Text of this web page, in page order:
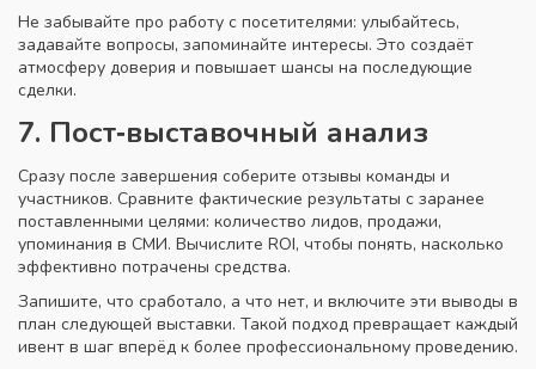
Не забывайте про работу с посетителями: улыбайтесь,
задавайте вопросы, запоминайте интересы. Это создаёт
атмосферу доверия и повышает шансы на последующие
сделки.
7. Пост‑выставочный анализ
Сразу после завершения соберите отзывы команды и
участников. Сравните фактические результаты с заранее
поставленными целями: количество лидов, продажи,
упоминания в СМИ. Вычислите ROI, чтобы понять, насколько
эффективно потрачены средства.
Запишите, что сработало, а что нет, и включите эти выводы в
план следующей выставки. Такой подход превращает каждый
ивент в шаг вперёд к более профессиональному проведению.